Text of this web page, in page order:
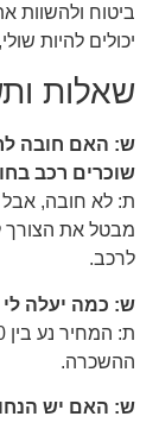
ביטוח ולהשוות
יכולים להיות
שאלות
ש: האם חובה
שוכרים רכב
ת: לא חובה, אבל
מבטל את
לרכב.
ש: כמה יעלה
ההשכרה.
ש: האם יש